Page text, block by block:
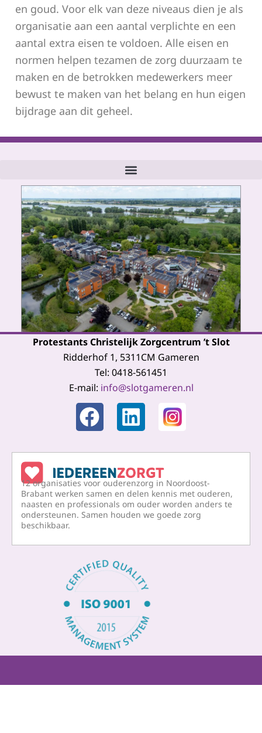
en goud. Voor elk van deze niveaus dien je als
organisatie aan een aantal verplichte en een
aantal extra eisen te voldoen. Alle eisen en
normen helpen tezamen de zorg duurzaam te
maken en de betrokken medewerkers meer
bewust te maken van het belang en hun eigen
bijdrage aan dit geheel.
Protestants Christelijk Zorgcentrum ’t Slot
Ridderhof 1, 5311CM Gameren
Tel: 0418-561451
E-mail: info@slotgameren.nl
F
a
c
e
b
o
k
L
i
n
k
e
d
n
12 organisaties voor ouderenzorg in Noordoost-
Brabant werken samen en delen kennis met ouderen,
naasten en professionals om ouder worden anders te
ondersteunen. Samen houden we goede zorg
beschikbaar.